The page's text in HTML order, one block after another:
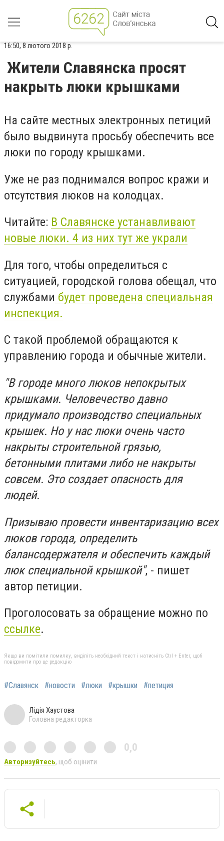
16:50, 8 лютого 2018 р.
Жители Славянска просят
накрыть люки крышками
На сайте местных электронных петиций
было выдвинута просьбу обеспечить все
люки по городу крышками.
Уже не раз поднимался вопрос кражи и
отсутствия люков на колодцах.
Читайте: В Славянске устанавливают
новые люки. 4 из них тут же украли
Для того, чтобы определиться с
ситуацией, городской голова обещал, что
службами будет проведена специальная
инспекция.
С такой проблемой обращаются к
управлению города и обычные жители.
"В городе много люков непокрытых
крышками. Человечество давно
придумало производство специальных
крышек. Но у нас люки очень часто
накрыты строительной грязью,
бетонными плитами либо не накрыты
совсем. Это создает опасность для
людей.
Призываю провести инвентаризацию всех
люков города, определить
балансодержателя и обеспечить каждый
люк специальной крышкой", - пишет
автор петиции.
Проголосовать за обращение можно по
ссылке.
Якщо ви помітили помилку, виділіть необхідний текст і натисніть Ctrl + Enter, щоб
повідомити про це редакцію
#Славянск #новости #люки #крышки #петиция
Лідія Хаустова
Головна редакторка
0,0
Авторизуйтесь, щоб оцінити